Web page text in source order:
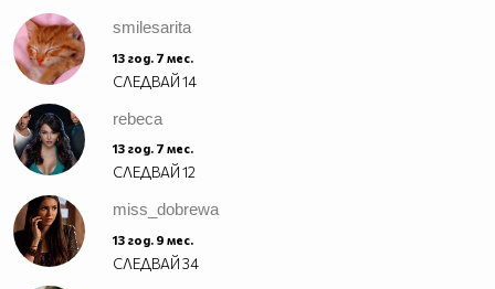
smilesarita
13 год. 7 мес.
СЛЕДВАЙ14
rebeca
13 год. 7 мес.
СЛЕДВАЙ12
miss_dobrewa
13 год. 9 мес.
СЛЕДВАЙ34